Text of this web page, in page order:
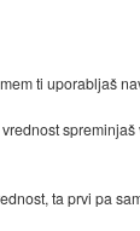
ti uporabljaš
ta prvi pa